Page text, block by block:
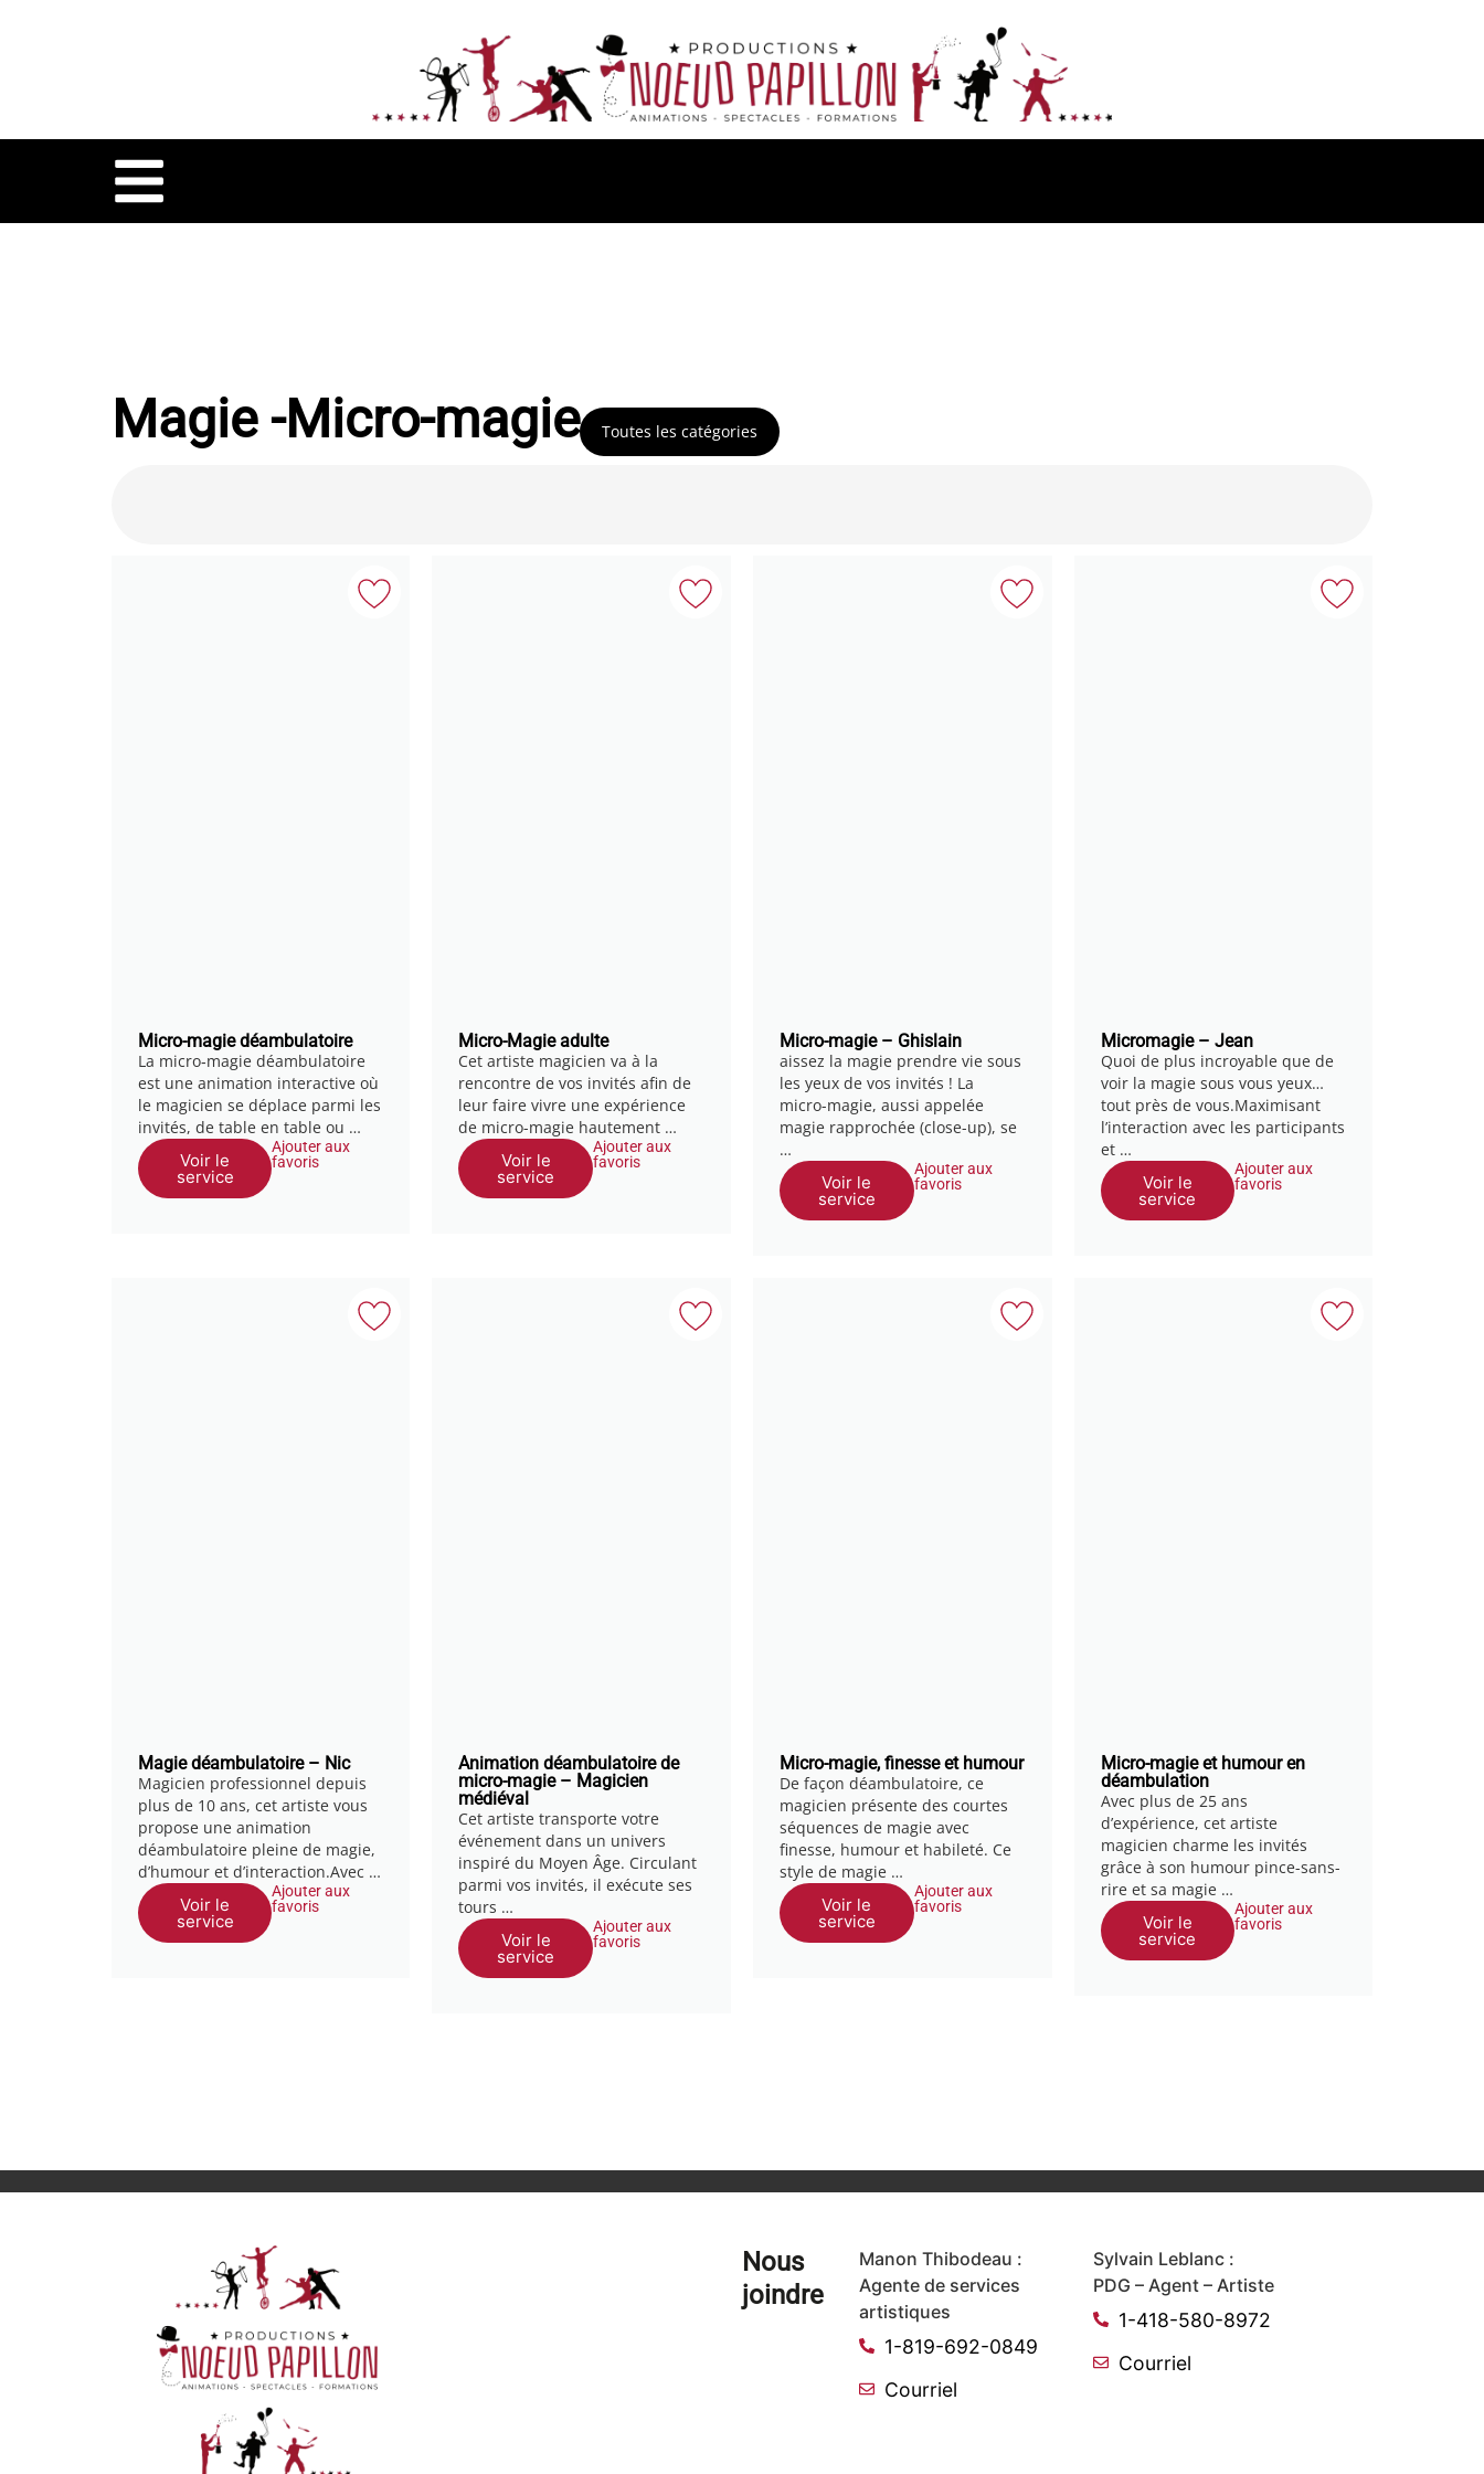
Magie -Micro-magie Toutes les catégories
Micro-magie déambulatoire
La micro‑magie déambulatoire
est une animation interactive où
le magicien se déplace parmi les
invités, de table en table ou …
Voir le
service
Ajouter aux
favoris
Micro-Magie adulte
Cet artiste magicien va à la
rencontre de vos invités afin de
leur faire vivre une expérience
de micro-magie hautement …
Voir le
service
Ajouter aux
favoris
Micro-magie – Ghislain
aissez la magie prendre vie sous
les yeux de vos invités ! La
micro-magie, aussi appelée
magie rapprochée (close-up), se
…
Voir le
service
Ajouter aux
favoris
Micromagie – Jean
Quoi de plus incroyable que de
voir la magie sous vous yeux…
tout près de vous.Maximisant
l’interaction avec les participants
et …
Voir le
service
Ajouter aux
favoris
Magie déambulatoire – Nic
Magicien professionnel depuis
plus de 10 ans, cet artiste vous
propose une animation
déambulatoire pleine de magie,
d’humour et d’interaction.Avec …
Voir le
service
Ajouter aux
favoris
Animation déambulatoire de
micro-magie – Magicien
médiéval
Cet artiste transporte votre
événement dans un univers
inspiré du Moyen Âge. Circulant
parmi vos invités, il exécute ses
tours …
Voir le
service
Ajouter aux
favoris
Micro-magie, finesse et humour
De façon déambulatoire, ce
magicien présente des courtes
séquences de magie avec
finesse, humour et habileté. Ce
style de magie …
Voir le
service
Ajouter aux
favoris
Micro-magie et humour en
déambulation
Avec plus de 25 ans
d’expérience, cet artiste
magicien charme les invités
grâce à son humour pince-sans-
rire et sa magie …
Voir le
service
Ajouter aux
favoris
Nous
joindre
Manon Thibodeau :
Agente de services
artistiques
1-819-692-0849
Courriel
Sylvain Leblanc :
PDG – Agent – Artiste
1-418-580-8972
Courriel